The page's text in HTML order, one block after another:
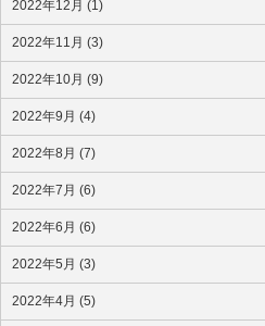
2022年12月 (1)
2022年11月 (3)
2022年10月 (9)
2022年9月 (4)
2022年8月 (7)
2022年7月 (6)
2022年6月 (6)
2022年5月 (3)
2022年4月 (5)